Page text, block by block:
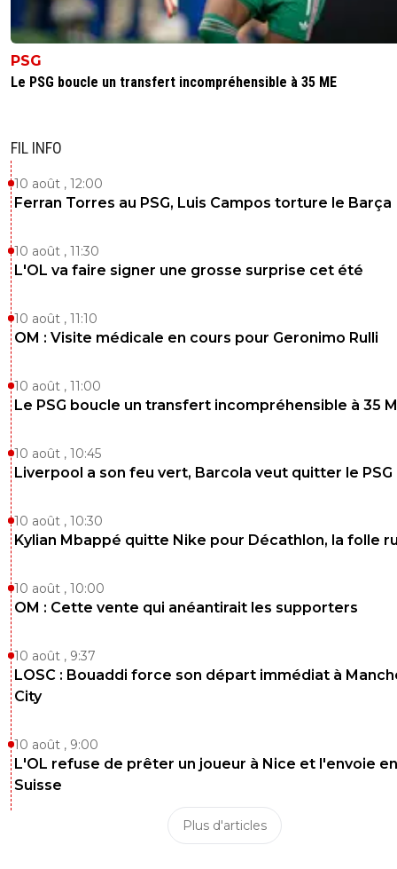
PSG
Le PSG boucle un transfert incompréhensible à 35 ME
FIL INFO
10 août , 12:00
Ferran Torres au PSG, Luis Campos torture le Barça
10 août , 11:30
L'OL va faire signer une grosse surprise cet été
10 août , 11:10
OM : Visite médicale en cours pour Geronimo Rulli
10 août , 11:00
Le PSG boucle un transfert incompréhensible à 35
10 août , 10:45
Liverpool a son feu vert, Barcola veut quitter le PSG
10 août , 10:30
Kylian Mbappé quitte Nike pour Décathlon, la folle
10 août , 10:00
OM : Cette vente qui anéantirait les supporters
10 août , 9:37
LOSC : Bouaddi force son départ immédiat à
City
10 août , 9:00
L'OL refuse de prêter un joueur à Nice et l'envoie en
Suisse
Plus d'articles